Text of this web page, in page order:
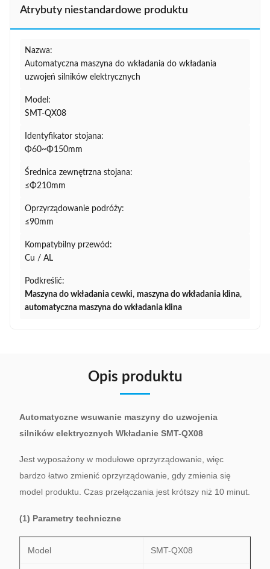
Atrybuty niestandardowe produktu
Nazwa:
Automatyczna maszyna do wkładania do wkładania
uzwojeń silników elektrycznych
Model:
SMT-QX08
Identyfikator stojana:
Φ60~Φ150mm
Średnica zewnętrzna stojana:
≤Φ210mm
Oprzyrządowanie podróży:
≤90mm
Kompatybilny przewód:
Cu / AL
Podkreślić:
Maszyna do wkładania cewki, maszyna do wkładania klina,
automatyczna maszyna do wkładania klina
Opis produktu
Automatyczne wsuwanie maszyny do uzwojenia
silników elektrycznych Wkładanie SMT-QX08
Jest wyposażony w modułowe oprzyrządowanie, więc
bardzo łatwo zmienić oprzyrządowanie, gdy zmienia się
model produktu. Czas przełączania jest krótszy niż 10 minut.
(1) Parametry techniczne
Model SMT-QX08